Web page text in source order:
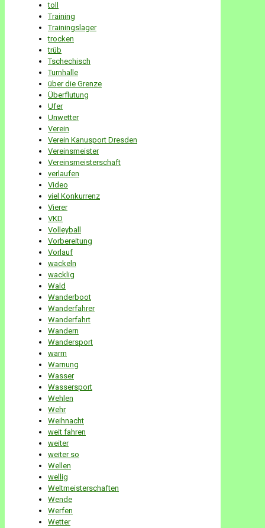
toll
Training
Trainingslager
trocken
trüb
Tschechisch
Turnhalle
über die Grenze
Überflutung
Ufer
Unwetter
Verein
Verein Kanusport Dresden
Vereinsmeister
Vereinsmeisterschaft
verlaufen
Video
viel Konkurrenz
Vierer
VKD
Volleyball
Vorbereitung
Vorlauf
wackeln
wacklig
Wald
Wanderboot
Wanderfahrer
Wanderfahrt
Wandern
Wandersport
warm
Warnung
Wasser
Wassersport
Wehlen
Wehr
Weihnacht
weit fahren
weiter
weiter so
Wellen
wellig
Weltmeisterschaften
Wende
Werfen
Wetter